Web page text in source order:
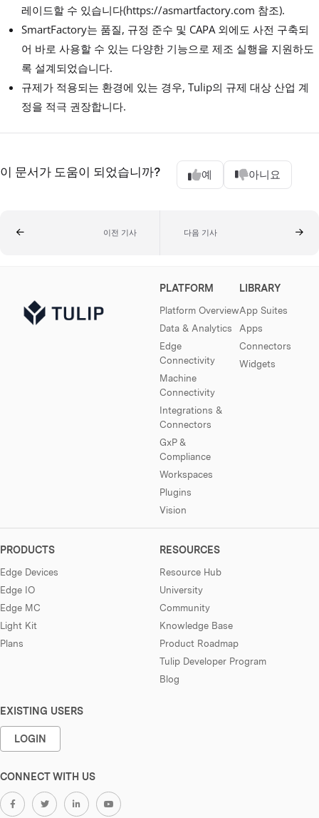
레이드할 수 있습니다(https://asmartfactory.com 참조).
SmartFactory는 품질, 규정 준수 및 CAPA 외에도 사전 구축되
어 바로 사용할 수 있는 다양한 기능으로 제조 실행을 지원하도
록 설계되었습니다.
규제가 적용되는 환경에 있는 경우, Tulip의 규제 대상 산업 계
정을 적극 권장합니다.
이 문서가 도움이 되었습니까? 예 아니요
이전 기사 다음 기사
PLATFORM
Platform Overview
Data & Analytics
Edge
Connectivity
Machine
Connectivity
Integrations &
Connectors
GxP &
Compliance
Workspaces
Plugins
Vision
LIBRARY
App Suites
Apps
Connectors
Widgets
PRODUCTS
Edge Devices
Edge IO
Edge MC
Light Kit
Plans
RESOURCES
Resource Hub
University
Community
Knowledge Base
Product Roadmap
Tulip Developer Program
Blog
EXISTING USERS
LOGIN
CONNECT WITH US